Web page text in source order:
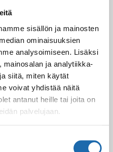
sisällön ja mainosten
ominaisuuksien
analysoimiseen. Lisäksi
mainosalan ja analytiikka-
siitä, miten käytät
voivat yhdistää näitä
antanut heille tai joita on
palvelujaan.
on helppo pitää
Laitteita voi vuokrata
ostaa oman laitteen.
lisäksi kätevästi
veneen penkit,
jne.